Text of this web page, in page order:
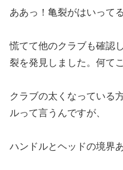
ああっ！亀裂がはいって
慌てて他のクラブも確認
裂を発見しました。何て
クラブの太くなっている
ルって言うんですが、
ハンドルとヘッドの境界